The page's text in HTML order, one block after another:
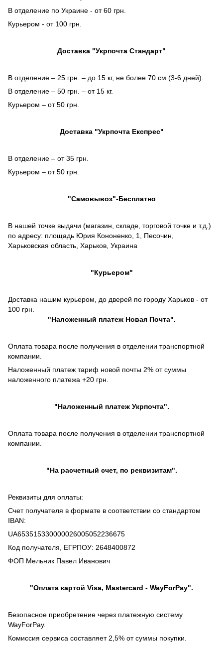
В отделение по Украине - от 60 грн.
Курьером - от 100 грн.
Доставка "Укрпочта Стандарт"
В отделение – 25 грн. – до 15 кг, не более 70 см (3-6 дней).
В отделение – 50 грн. – от 15 кг.
Курьером – от 50 грн.
Доставка "Укрпочта Експрес"
В отделение – от 35 грн.
Курьером – от 50 грн.
"Самовывоз"-Бесплатно
В нашей точке выдачи (магазин, складе, торговой точке и т.д.)
по адресу: площадь Юрия Кононенко, 1, Песочин,
Харьковская область, Харьков, Украина
"Курьером"
Доставка нашим курьером, до дверей по городу Харьков - от
100 грн.
"Наложенный платежНовая Почта".
Оплата товара после получения в отделении транспортной
компании.
Наложенный платеж тариф новой почты 2% от суммы
наложенного платежа +20 грн.
"Наложенный платежУкрпочта".
Оплата товара после получения в отделении транспортной
компании.
"На расчетный счет, по реквизитам".
Реквизиты для оплаты:
Счет получателя в формате в соответствии со стандартом
IBAN:
UA653515330000026005052236675
Код получателя, ЕГРПОУ: 2648400872
ФОП Мельник Павел Иванович
"Оплата картой Visa, Mastercard - WayForPay".
Безопасное приобретение через платежную систему
WayForPay.
Комиссия сервиса составляет 2,5% от суммы покупки.